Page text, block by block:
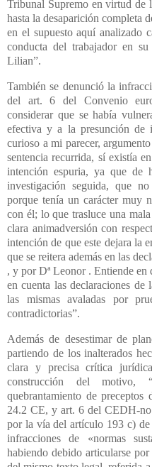
Tribunal Supremo en virtud de
hasta la desaparición completa
en el supuesto aquí analizado
conducta del trabajador en
Lilian”.
También se denunció la
del art. 6 del Convenio
considerar que se había
efectiva y a la presunción de
curioso a mi parecer,
sentencia recurrida, sí existía
intención espuria, ya que de
investigación seguida, que
porque tenía un carácter muy
con él; lo que trasluce una
clara animadversión con
intención de que este dejara la
que se reitera además en las
, y por Dª Leonor . Entiende en
en cuenta las declaraciones de
las mismas avaladas por
contradictorias”.
Además de desestimar de
partiendo de los inalterados
clara y precisa crítica
construcción del motivo,
quebrantamiento de
24.2 CE, y art. 6 del CEDH-
por la vía del artículo 193 c)
infracciones de «normas
habiendo debido articularse